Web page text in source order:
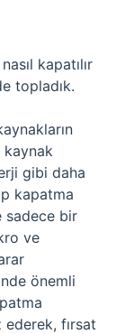
kapatılır
topladık.
kaynak
gibi daha
kapatma
sadece bir
ve
önemli
fırsat